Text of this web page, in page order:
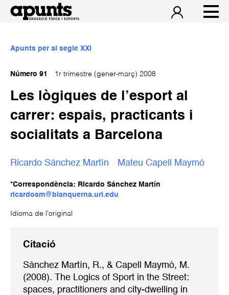
Apunts per al segle XXI
Número 91 1r trimestre (gener-març) 2008
Les lògiques de l’esport al
carrer: espais, practicants i
socialitats a Barcelona
Ricardo Sánchez Martín Mateu Capell Maymó
*Correspondència: Ricardo Sánchez Martín
ricardosm@blanquerna.url.edu
Idioma de l’original
Citació
Sánchez Martín, R., & Capell Maymó, M.
(2008). The Logics of Sport in the Street:
spaces, practitioners and city-dwelling in